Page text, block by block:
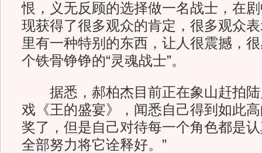
恨，义无反顾的选择做一名战士，在
现获得了很多观众的肯定，很多观众
里有一种特别的东西，让人很震撼，
个铁骨铮铮的“灵魂战士”。
据悉，郝柏杰目前正在象山赶拍陆
戏《王的盛宴》，闻悉自己得到如此
奖了，但是自己对待每一个角色都是
全部努力将它诠释好。”